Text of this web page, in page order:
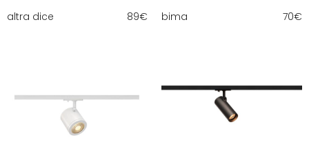
altra dice 89€ bima 70€